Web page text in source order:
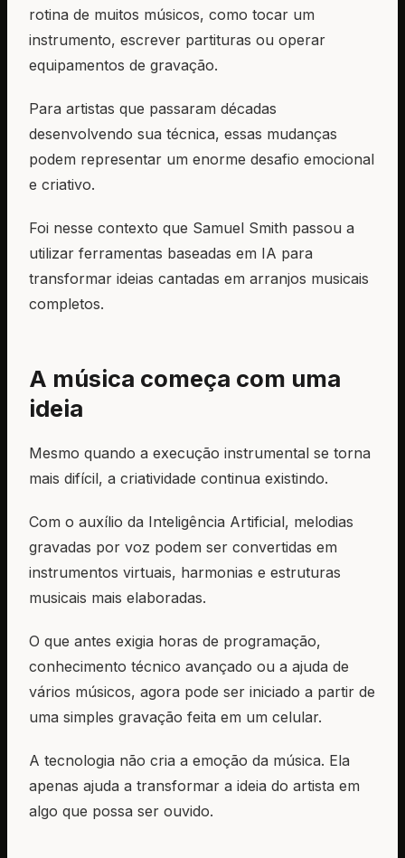
rotina de muitos músicos, como tocar um
instrumento, escrever partituras ou operar
equipamentos de gravação.
Para artistas que passaram décadas
desenvolvendo sua técnica, essas mudanças
podem representar um enorme desafio emocional
e criativo.
Foi nesse contexto que Samuel Smith passou a
utilizar ferramentas baseadas em IA para
transformar ideias cantadas em arranjos musicais
completos.
A música começa com uma
ideia
Mesmo quando a execução instrumental se torna
mais difícil, a criatividade continua existindo.
Com o auxílio da Inteligência Artificial, melodias
gravadas por voz podem ser convertidas em
instrumentos virtuais, harmonias e estruturas
musicais mais elaboradas.
O que antes exigia horas de programação,
conhecimento técnico avançado ou a ajuda de
vários músicos, agora pode ser iniciado a partir de
uma simples gravação feita em um celular.
A tecnologia não cria a emoção da música. Ela
apenas ajuda a transformar a ideia do artista em
algo que possa ser ouvido.